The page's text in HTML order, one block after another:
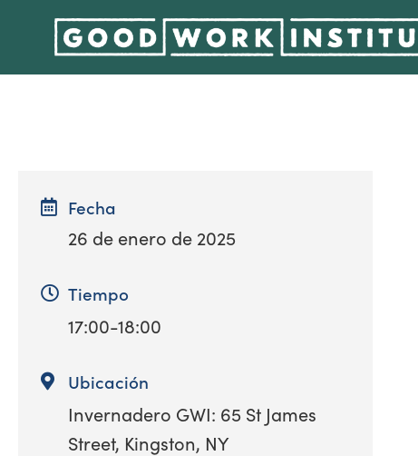
Fecha
26 de enero de 2025
Tiempo
17:00-18:00
Ubicación
Invernadero GWI: 65 St James
Street, Kingston, NY